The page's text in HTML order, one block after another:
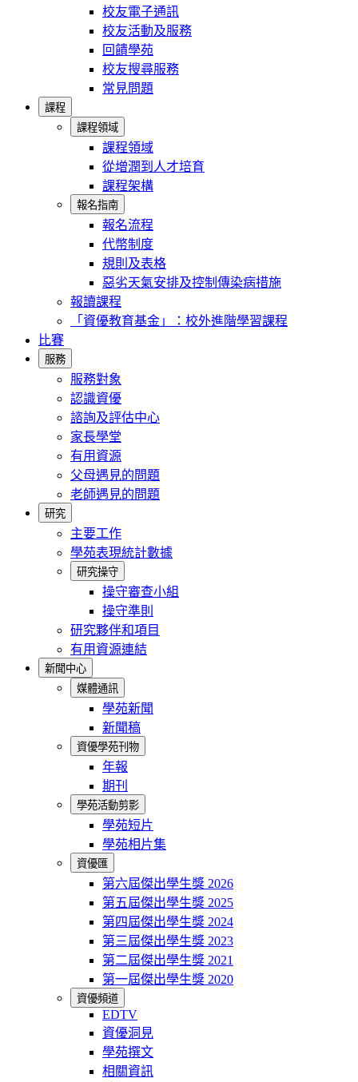
校友電子通訊
校友活動及服務
回饋學苑
校友搜尋服務
常見問題
課程
課程領域
課程領域
從增潤到人才培育
課程架構
報名指南
報名流程
代幣制度
規則及表格
惡劣天氣安排及控制傳染病措施
報讀課程
「資優教育基金」：校外進階學習課程
比賽
服務
服務對象
認識資優
諮詢及評估中心
家長學堂
有用資源
父母遇見的問題
老師遇見的問題
研究
主要工作
學苑表現統計數據
研究操守
操守審查小組
操守準則
研究夥伴和項目
有用資源連結
新聞中心
媒體通訊
學苑新聞
新聞稿
資優學苑刊物
年報
期刊
學苑活動剪影
學苑短片
學苑相片集
資優匯
第六屆傑出學生獎 2026
第五屆傑出學生獎 2025
第四屆傑出學生獎 2024
第三屆傑出學生獎 2023
第二屆傑出學生獎 2021
第一屆傑出學生獎 2020
資優頻道
EDTV
資優洞見
學苑撰文
相關資訊